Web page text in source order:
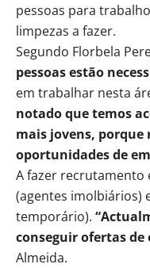
pessoas para
limpezas a fazer.
Segundo Florbela
pessoas estão
em trabalhar nesta
notado que temos
mais jovens,
oportunidades de
A fazer recrutamento
(agentes imolbiários)
temporário).
conseguir ofertas de
Almeida.